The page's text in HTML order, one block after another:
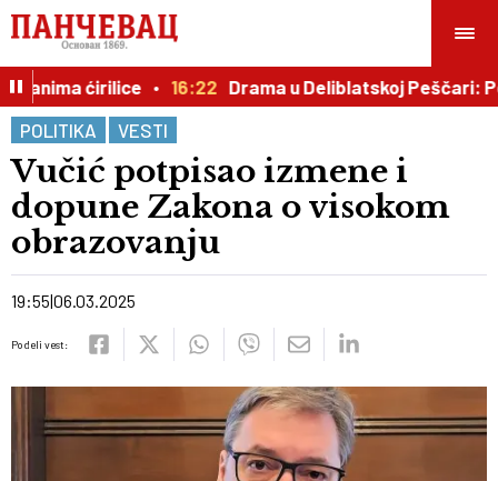
ćirilice 16:22 Drama u Deliblatskoj Peščari:
POLITIKA
VESTI
Vučić potpisao izmene i
dopune Zakona o visokom
obrazovanju
19:55 06.03.2025
Podeli vest: